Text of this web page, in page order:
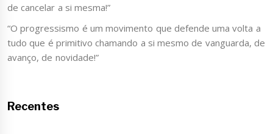
de cancelar a si mesma!”
“O progressismo é um movimento que defende uma volta a
tudo que é primitivo chamando a si mesmo de vanguarda, de
avanço, de novidade!”
Recentes